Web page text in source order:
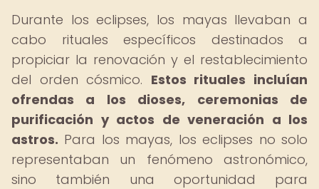
Durante los eclipses, los mayas llevaban a
cabo rituales específicos destinados a
propiciar la renovación y el restablecimiento
del orden cósmico. Estos rituales incluían
ofrendas a los dioses, ceremonias de
purificación y actos de veneración a los
astros. Para los mayas, los eclipses no solo
representaban un fenómeno astronómico,
sino también una oportunidad para